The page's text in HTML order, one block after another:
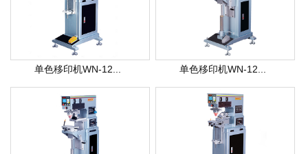
单色移印机WN-12... 单色移印机WN-12...